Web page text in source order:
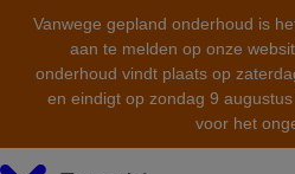
Vanwege gepland onderhoud is
aan te melden op onze
onderhoud vindt plaats op
en eindigt op zondag 9
voor hetskip